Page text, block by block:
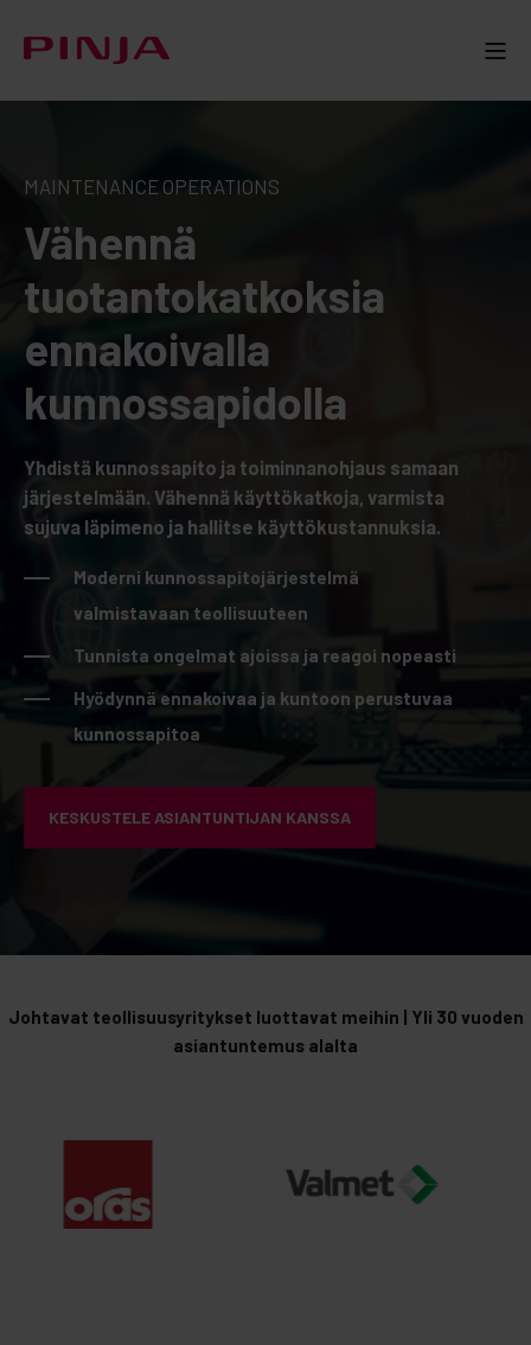
MAINTENANCE OPERATIONS
Vähennä
tuotantokatkoksia
ennakoivalla
kunnossapidolla
Yhdistä kunnossapito ja toiminnanohjaus samaan
järjestelmään. Vähennä käyttökatkoja, varmista
sujuva läpimeno ja hallitse käyttökustannuksia.
Moderni kunnossapitojärjestelmä
valmistavaan teollisuuteen
Tunnista ongelmat ajoissa ja reagoi nopeasti
Hyödynnä ennakoivaa ja kuntoon perustuvaa
kunnossapitoa
KESKUSTELE ASIANTUNTIJAN KANSSA
Johtavat teollisuusyritykset luottavat meihin | Yli 30 vuoden
asiantuntemus alalta